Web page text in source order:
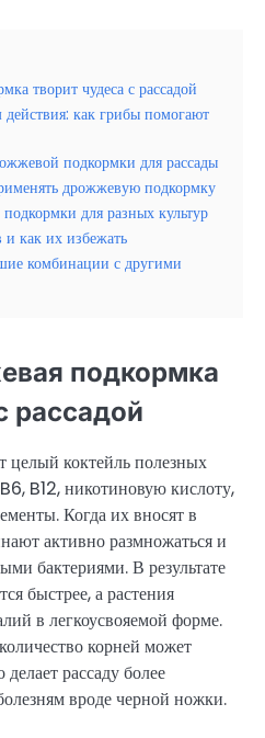
творит чудеса с рассадой
как грибы помогают
подкормки для рассады
дрожжевую подкормку
для разных культур
как их избежать
комбинации с другими
подкормка
рассадой
коктейль полезных
B12, никотиновую кислоту,
Когда их вносят в
активно размножаться и
бактериями. В результате
быстрее, а растения
в легкоусвояемой форме.
корней может
рассаду более
вроде черной ножки.